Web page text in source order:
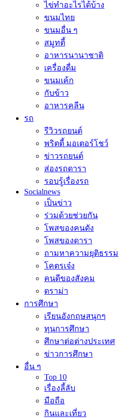
ไข่ทำอะไรได้บ้าง
ขนมไทย
ขนมอื่น ๆ
สมูทตี้
อาหารนานาชาติ
เครื่องดื่ม
ขนมเค้ก
กับข้าว
อาหารคลีน
รถ
รีวิวรถยนต์
พริตตี้ มอเตอร์โชว์
ข่าวรถยนต์
ส่องรถดารา
รอบรู้เรื่องรถ
Socialnews
เป็นข่าว
ร่วมด้วยช่วยกัน
โพสของคนดัง
โพสของดารา
ถามหาความยุติธรรม
โคตรเจ๋ง
คนดีของสังคม
ดราม่า
การศึกษา
เรียนอังกฤษสนุกๆ
ทุนการศึกษา
ศึกษาต่อต่างประเทศ
ข่าวการศึกษา
อื่น ๆ
Top 10
เรื่องลี้ลับ
มือถือ
กินและเที่ยว